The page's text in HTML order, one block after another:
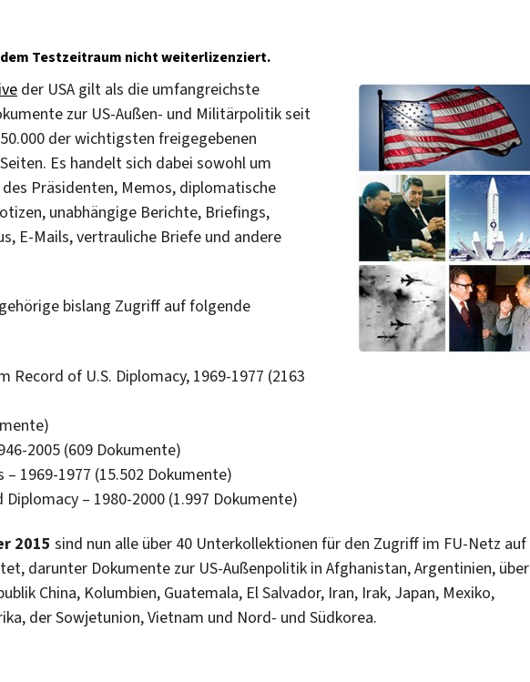
Testzeitraum nicht weiterlizenziert.
der USA gilt als die umfangreichste
zur US-Außen- und Militärpolitik seit
der wichtigsten freigegebenen
Es handelt sich dabei sowohl um
Präsidenten, Memos, diplomatische
unabhängige Berichte, Briefings,
E-Mails, vertrauliche Briefe und andere
bislang Zugriff auf folgende
Record of U.S. Diplomacy, 1969-1977 (2163
2005 (609 Dokumente)
1969-1977 (15.502 Dokumente)
– 1980-2000 (1.997 Dokumente)
2015 sind nun alle über 40 Unterkollektionen für den Zugriff im FU-Netz auf
darunter Dokumente zur US-Außenpolitik in Afghanistan, Argentinien, über
China, Kolumbien, Guatemala, El Salvador, Iran, Irak, Japan, Mexiko,
der Sowjetunion, Vietnam und Nord- und Südkorea.